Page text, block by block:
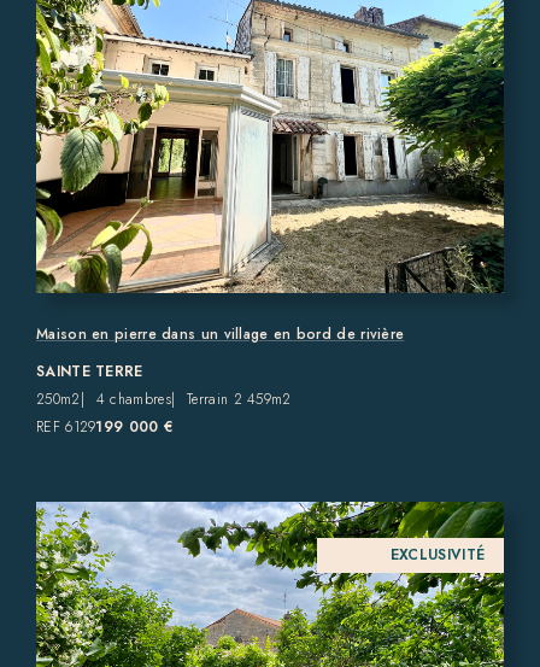
Maison en pierre dans un village en bord de rivière
SAINTE TERRE
250m2
4 chambres
Terrain 2 459m2
REF 6129199 000 €
EXCLUSIVITÉ